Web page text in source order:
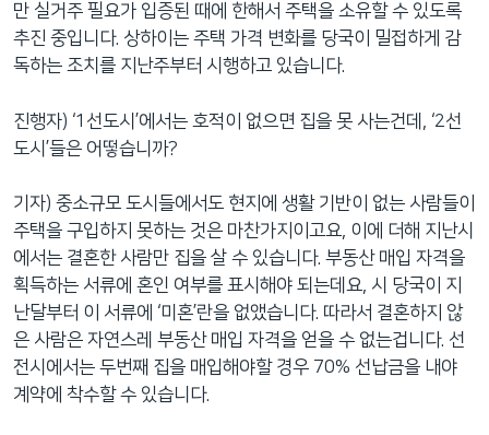
만 실거주 필요가 입증된 때에 한해서 주택을 소유할 수 있도록
추진 중입니다. 상하이는 주택 가격 변화를 당국이 밀접하게 감
독하는 조치를 지난주부터 시행하고 있습니다.
진행자) ‘1선도시’에서는 호적이 없으면 집을 못 사는건데, ‘2선
도시’들은 어떻습니까?
기자) 중소규모 도시들에서도 현지에 생활 기반이 없는 사람들이
주택을 구입하지 못하는 것은 마찬가지이고요, 이에 더해 지난시
에서는 결혼한 사람만 집을 살 수 있습니다. 부동산 매입 자격을
획득하는 서류에 혼인 여부를 표시해야 되는데요, 시 당국이 지
난달부터 이 서류에 ‘미혼’란을 없앴습니다. 따라서 결혼하지 않
은 사람은 자연스레 부동산 매입 자격을 얻을 수 없는겁니다. 선
전시에서는 두번째 집을 매입해야할 경우 70% 선납금을 내야
계약에 착수할 수 있습니다.